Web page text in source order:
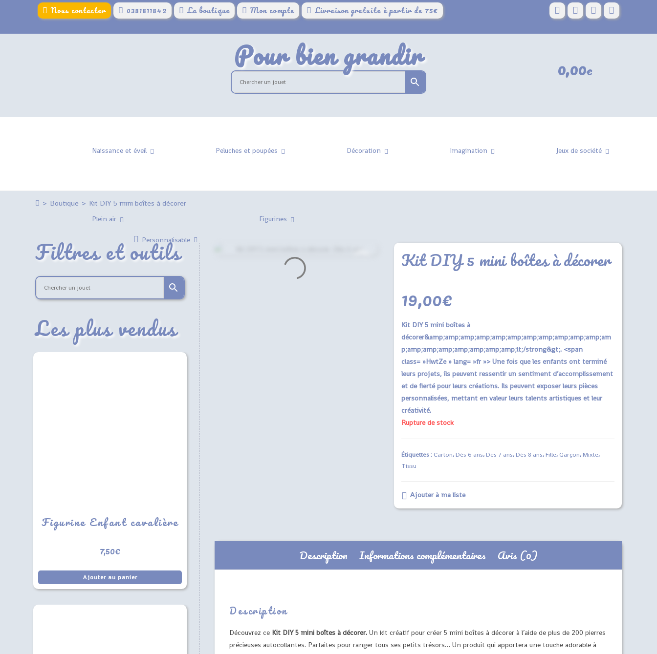
Nous contacter 0381811842 La boutique Mon compte Livraison gratuite à partir de 75€
Pour bien grandir 0,00€
Naissance et éveil Peluches et poupées Décoration Imagination Jeux de société
Plein air
Personnalisable
Figurines
> Boutique > Kit DIY 5 mini boîtes à décorer
Kit DIY 5 mini boîtes à décorer
19,00€
Kit DIY 5 mini boîtes à
décorer&amp;amp;amp;amp;amp;amp;amp;amp;amp;amp;amp;am
p;amp;amp;amp;amp;amp;amp;amp;lt;/strong&gt;. <span
class= »HwtZe » lang= »fr »>Une fois que les enfants ont terminé
leurs projets, ils peuvent ressentir un sentiment d’accomplissement
et de fierté pour leurs créations. Ils peuvent exposer leurs pièces
personnalisées, mettant en valeur leurs talents artistiques et leur
créativité.
Rupture de stock
Étiquettes : Carton,Dès 6 ans,Dès 7 ans,Dès 8 ans,Fille, Garçon,Mixte,
Tissu
Ajouter à ma liste
Description Informations complémentaires Avis (0)
Description
Découvrez ce Kit DIY 5 mini boîtes à décorer. Un kit créatif pour créer 5 mini boîtes à décorer à l’aide de plus de 200 pierres
précieuses autocollantes. Parfaites pour ranger tous ses petits trésors… Un produit qui apportera une touche adorable à
Filtres et outils
Les plus vendus
Figurine Enfant cavalière
7,50€
Ajouter au panier